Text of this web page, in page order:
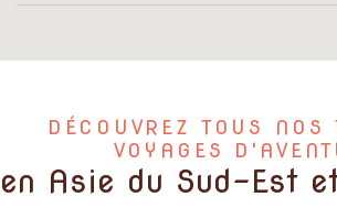
DÉCOUVREZ TOUS NOS
VOYAGES
en Asie du Sud-Est